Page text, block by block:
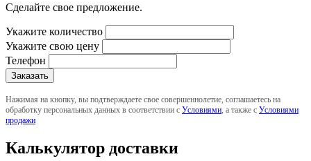
Сделайте свое предложение.
Укажите количество
Укажите свою цену
Телефон
Нажимая на кнопку, вы подтверждаете свое совершеннолетие, соглашаетесь на
обработку персональных данных в соответствии с Условиями , а также с Условиями
продажи
Калькулятор доставки